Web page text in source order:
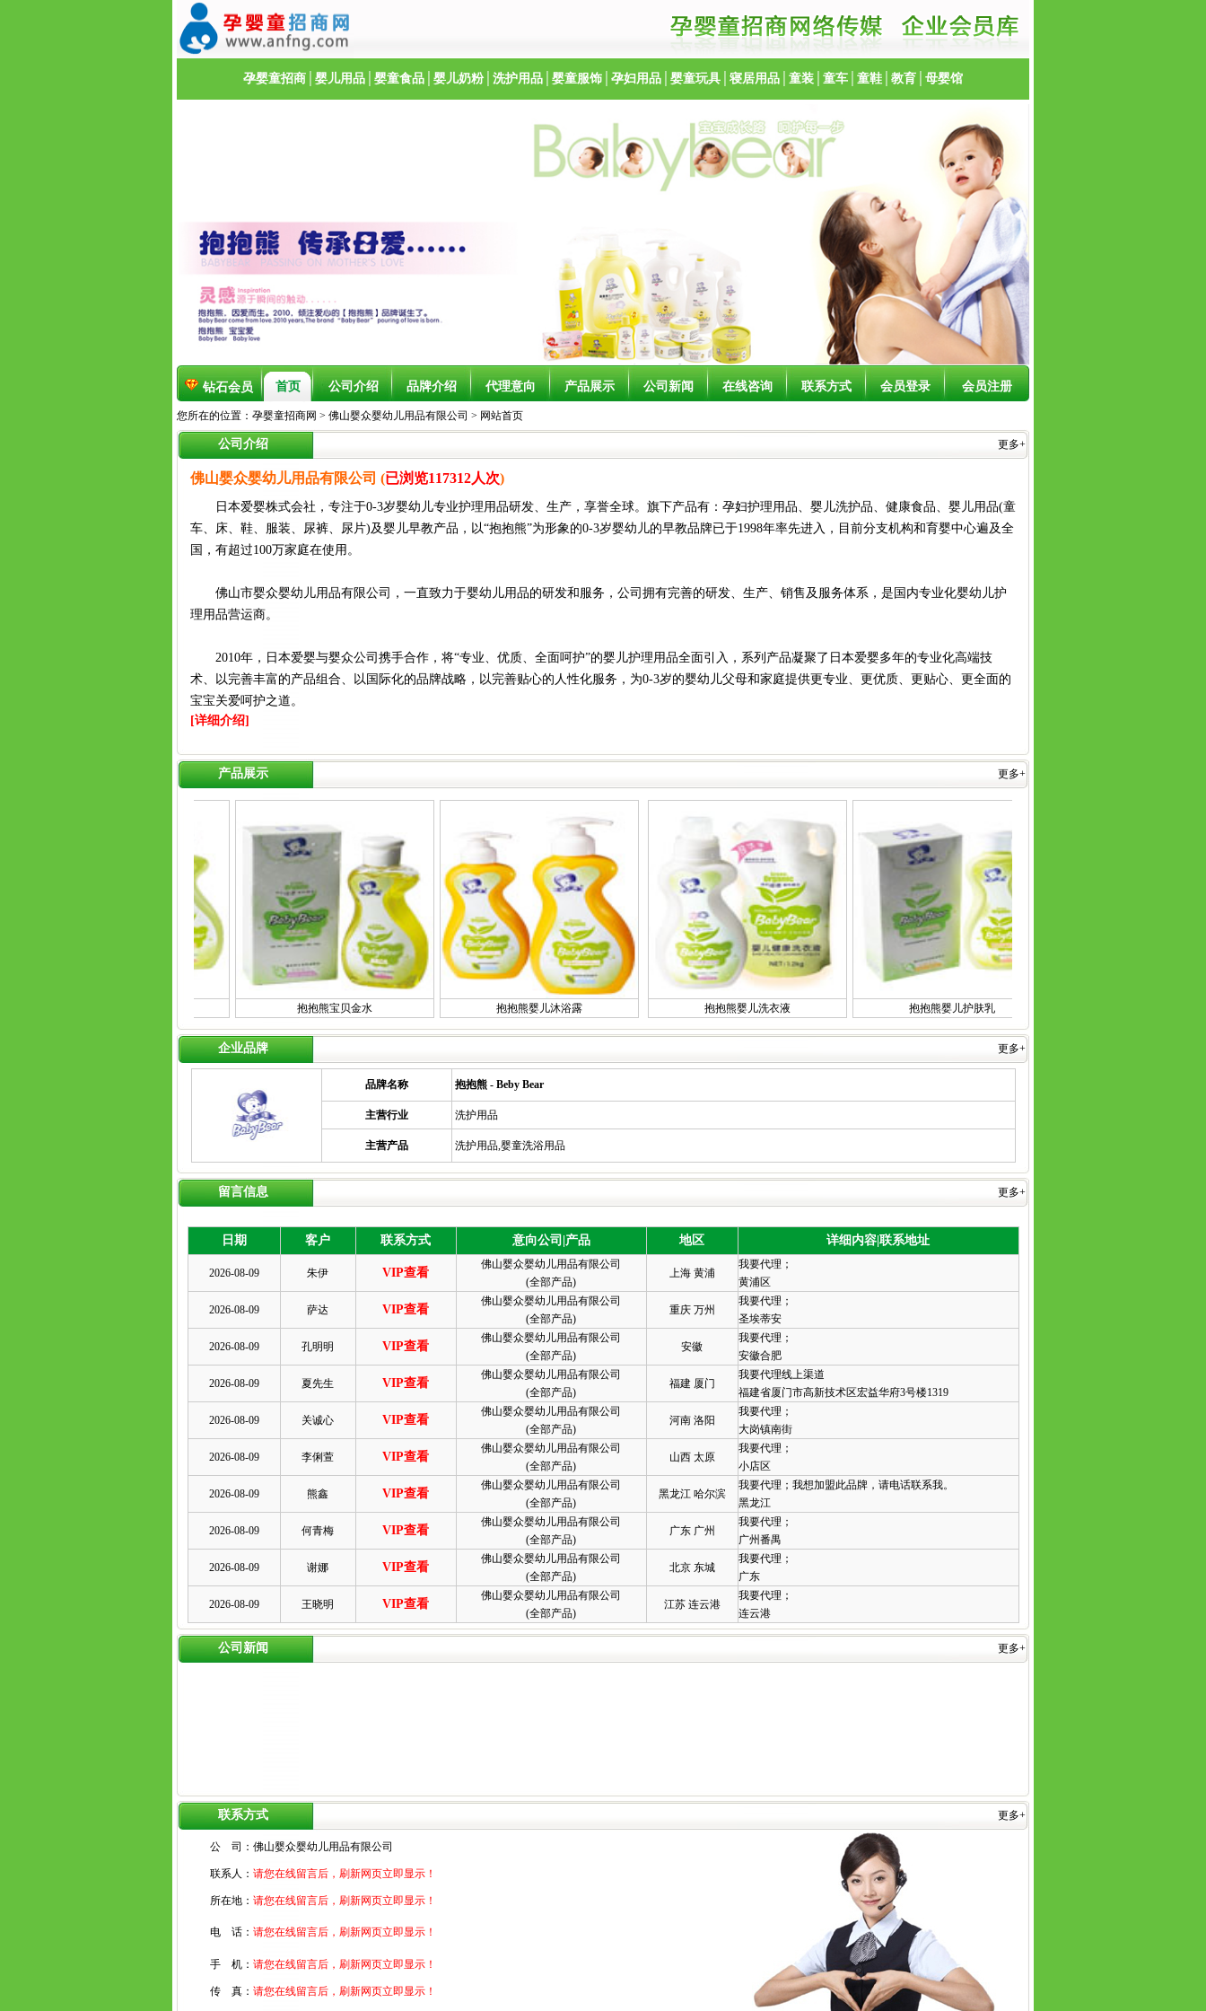
孕婴童招商 婴儿用品 婴童食品 婴儿奶粉│ 洗护用品 婴童服饰 孕妇用品 婴童玩具 寝居用品 童装 童车 童鞋 教育 母婴馆
钻石会员 首页 公司介绍 品牌介绍 代理意向 产品展示 公司新闻 在线咨询 联系方式 会员登录 会员注册
您所在的位置： 孕婴童招商网 > 佛山婴众婴幼儿用品有限公司 > 网站首页
公司介绍 更多+
佛山婴众婴幼儿用品有限公司 (已浏览117312人次)
日本爱婴株式会社，专注于0-3岁婴幼儿专业护理用品研发、生产，享誉全球。旗下产品有：孕妇护理用品、婴儿洗护品、健康食品、婴儿用品(童
车、床、鞋、服装、尿裤、尿片)及婴儿早教产品，以“抱抱熊”为形象的0-3岁婴幼儿的早教品牌已于1998年率先进入，目前分支机构和育婴中心遍及全
国，有超过100万家庭在使用。
佛山市婴众婴幼儿用品有限公司，一直致力于婴幼儿用品的研发和服务，公司拥有完善的研发、生产、销售及服务体系，是国内专业化婴幼儿护
理用品营运商。
2010年，日本爱婴与婴众公司携手合作，将“专业、优质、全面呵护”的婴儿护理用品全面引入，系列产品凝聚了日本爱婴多年的专业化高端技
术、以完善丰富的产品组合、以国际化的品牌战略，以完善贴心的人性化服务，为0-3岁的婴幼儿父母和家庭提供更专业、更优质、更贴心、更全面的
宝宝关爱呵护之道。
[详细介绍]
产品展示 更多+
抱抱熊宝贝金水 抱抱熊婴儿沐浴露 抱抱熊婴儿洗衣液 抱抱熊婴儿护肤乳
企业品牌 更多+
品牌名称 抱抱熊 - Beby Bear
主营行业 洗护用品
主营产品 洗护用品,婴童洗浴用品
留言信息 更多+
日期 客户 联系方式 意向公司|产品 地区 详细内容|联系地址
2026-08-09 朱伊 VIP查看
佛山婴众婴幼儿用品有限公司
(全部产品)
上海 黄浦
我要代理；
黄浦区
2026-08-09 萨达 VIP查看
佛山婴众婴幼儿用品有限公司
(全部产品)
重庆 万州
我要代理；
圣埃蒂安
2026-08-09 孔明明 VIP查看
佛山婴众婴幼儿用品有限公司
(全部产品)
安徽
我要代理；
安徽合肥
2026-08-09 夏先生 VIP查看
佛山婴众婴幼儿用品有限公司
(全部产品)
福建 厦门
我要代理线上渠道
福建省厦门市高新技术区宏益华府3号楼1319
2026-08-09 关诚心 VIP查看
佛山婴众婴幼儿用品有限公司
(全部产品)
河南 洛阳
我要代理；
大岗镇南街
2026-08-09 李俐萱 VIP查看
佛山婴众婴幼儿用品有限公司
(全部产品)
山西 太原
我要代理；
小店区
2026-08-09 熊鑫 VIP查看
佛山婴众婴幼儿用品有限公司
(全部产品)
黑龙江 哈尔滨
我要代理；我想加盟此品牌，请电话联系我。
黑龙江
2026-08-09 何青梅 VIP查看
佛山婴众婴幼儿用品有限公司
(全部产品)
广东 广州
我要代理；
广州番禺
2026-08-09 谢娜 VIP查看
佛山婴众婴幼儿用品有限公司
(全部产品)
北京 东城
我要代理；
广东
2026-08-09 王晓明 VIP查看
佛山婴众婴幼儿用品有限公司
(全部产品)
江苏 连云港
我要代理；
连云港
公司新闻 更多+
联系方式 更多+
公 司： 佛山婴众婴幼儿用品有限公司
联系人： 请您在线留言后，刷新网页立即显示！
所在地： 请您在线留言后，刷新网页立即显示！
电 话： 请您在线留言后，刷新网页立即显示！
手 机： 请您在线留言后，刷新网页立即显示！
传 真： 请您在线留言后，刷新网页立即显示！